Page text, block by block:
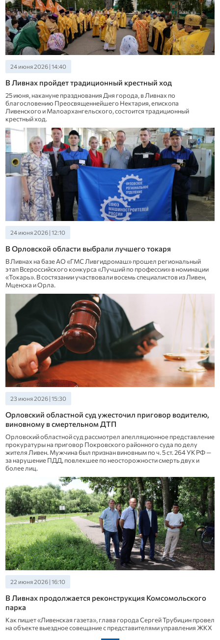
24 июня 2026 | 14:40
В Ливнах пройдет традиционный крестный ход
25 июня, накануне празднования Дня города, в Ливнах по
благословению Преосвященнейшего Нектария, епископа
Ливенского и Малоархангельского, состоится традиционный
крестный ход.
24 июня 2026 | 12:10
В Орловской области выбрали лучшего токаря
В Ливнах на базе АО «ГМС Ливгидромаш» прошел региональный
этап Всероссийского конкурса «Лучший по профессии» в номинации
«Токарь». В состязании участвовали восемь специалистов из Ливен,
Мценска и Орла.
23 июня 2026 | 15:30
Орловский областной суд ужесточил приговор водителю,
виновному в смертельном ДТП
Орловский областной суд рассмотрел апелляционное представление
прокуратуры на приговор Покровского районного суда по делу
жителя Ливен. Мужчина был признан виновным по ч. 5 ст. 264 УК РФ —
за нарушение ПДД, повлекшее по неосторожности смерть двух и
более лиц.
22 июня 2026 | 16:10
В Ливнах продолжается реконструкция Комсомольского
парка
Как пишет «Ливенская газета», глава города Сергей Трубицин провел
на объекте выездное совещание с представителями управления ЖКХ